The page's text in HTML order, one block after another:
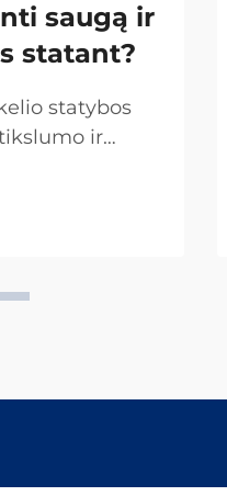
saugą ir
statant?
statybos
ir